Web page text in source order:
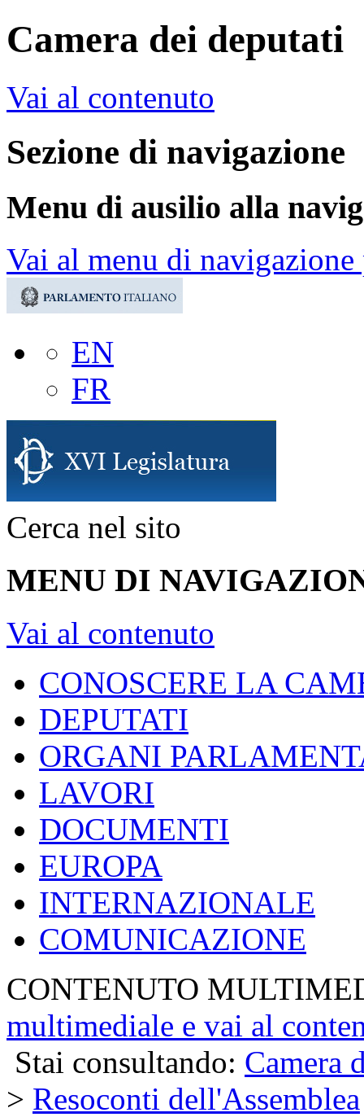
Camera dei deputati
Vai al contenuto
Sezione di navigazione
Menu di ausilio alla
Vai al menu di
EN
FR
Cerca nel sito
MENU DI
Vai al contenuto
CONOSCERE LA
DEPUTATI
ORGANI
LAVORI
DOCUMENTI
EUROPA
INTERNAZIONALE
COMUNICAZIONE
CONTENUTO
multimediale e vai al
Stai consultando: Camera
> Resoconti dell'Assemblea